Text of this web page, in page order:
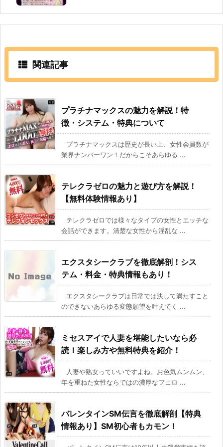
関連記事
プラチナマックスの魅力を解説！特
徴・システム・特典について
プラチナマックスは歴史が長い上、女性会員数が
業界ナンバーワン！だからこそあらゆる ...
テレクラゼロの魅力と遊び方を解説！
【無料体験情報あり】
テレクラゼロでは様々なタイプの女性とエッチな
会話ができます。清楚な女性から淫乱な ...
エクスタシークラブを徹底解剖！シス
テム・料金・特典情報もあり！
エクスタシークラブは日常では決して満たすこと
のできないあらゆる変態願望を叶えてく ...
ミセスアイで人妻を堪能したいなら必
読！楽しみ方や無料特典を紹介！
人妻や熟女っていいですよね。お色気ムンムン、
年を重ねた女性ならではの濃厚なフェロ ...
バレンタインSM伝言を徹底解剖【特典
情報あり】SM初心者もカモン！